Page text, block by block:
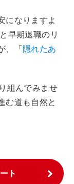
になりますよ
早期退職のリ
、「隠れたあ
組んでみませ
む道も自然と
ト